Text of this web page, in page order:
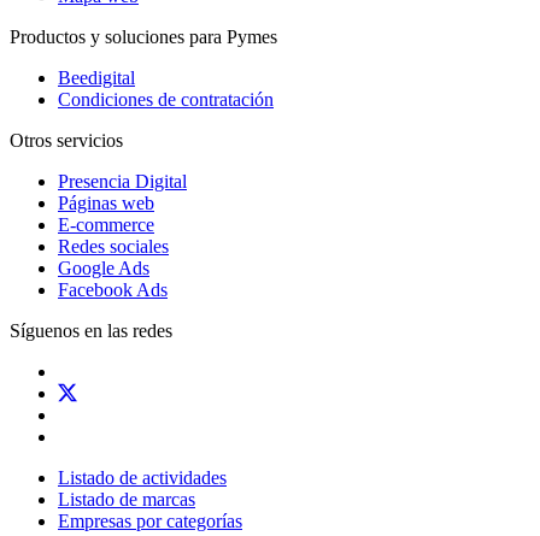
Productos y soluciones para Pymes
Beedigital
Condiciones de contratación
Otros servicios
Presencia Digital
Páginas web
E-commerce
Redes sociales
Google Ads
Facebook Ads
Síguenos en las redes
Listado de actividades
Listado de marcas
Empresas por categorías